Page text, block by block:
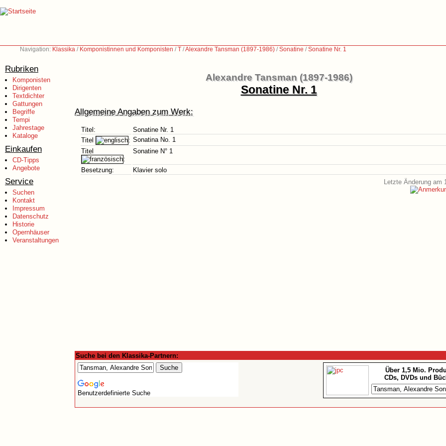
Navigation: Klassika / Komponistinnen und Komponisten /T /Alexandre Tansman (1897-1986) /Sonatine /Sonatine Nr. 1
Rubriken
Komponisten
Dirigenten
Textdichter
Gattungen
Begriffe
Tempi
Jahrestage
Kataloge
Einkaufen
CD-Tipps
Angebote
Service
Suchen
Kontakt
Impressum
Datenschutz
Historie
Opernhäuser
Veranstaltungen
Alexandre Tansman (1897-1986)
Sonatine Nr. 1
Allgemeine Angaben zum Werk:
Titel:
Sonatine Nr. 1
Titel
: Sonatina No. 1
Titel
:
Sonatine N° 1
Besetzung:
Klavier solo
Letzte Änderung am
Suche bei den Klassika-Partnern:
Benutzerdefinierte Suche
Über 1,5 Mio.
CDs, DVDs und